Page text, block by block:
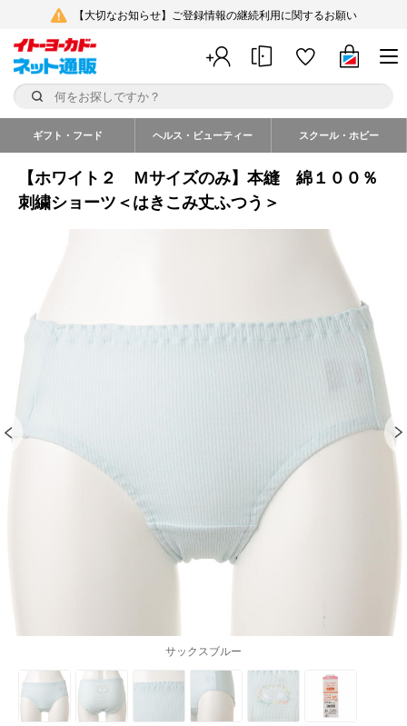
【大切なお知らせ】ご登録情報の継続利用に関するお願い
ギフト・フード ヘルス・ビューティー スクール・ホビー
【ホワイト２ Ｍサイズのみ】本縫 綿１００％
刺繍ショーツ＜はきこみ丈ふつう＞
サックスブルー